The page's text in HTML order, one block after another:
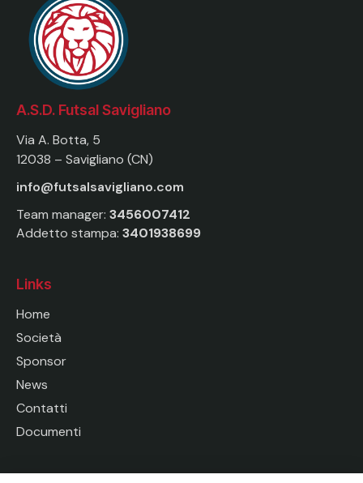
A.S.D. Futsal Savigliano
Via A. Botta, 5
12038 – Savigliano (CN)
info@futsalsavigliano.com
Team manager: 3456007412
Addetto stampa: 3401938699
Links
Home
Società
Sponsor
News
Contatti
Documenti